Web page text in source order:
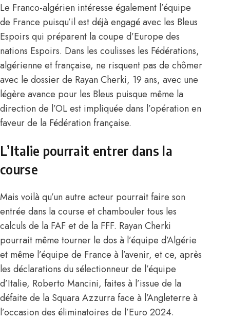
Le Franco-algérien intéresse également l’équipe
de France puisqu’il est déjà engagé avec les Bleus
Espoirs qui préparent la coupe d’Europe des
nations Espoirs. Dans les coulisses les Fédérations,
algérienne et française, ne risquent pas de chômer
avec le dossier de Rayan Cherki, 19 ans, avec une
légère avance pour les Bleus puisque même la
direction de l’OL est impliquée dans l’opération en
faveur de la Fédération française.
L’Italie pourrait entrer dans la
course
Mais voilà qu’un autre acteur pourrait faire son
entrée dans la course et chambouler tous les
calculs de la FAF et de la FFF. Rayan Cherki
pourrait même tourner le dos à l’équipe d’Algérie
et même l’équipe de France à l’avenir, et ce, après
les déclarations du sélectionneur de l’équipe
d’Italie, Roberto Mancini, faites à l’issue de la
défaite de la Squara Azzurra face à l’Angleterre à
l’occasion des éliminatoires de l’Euro 2024.